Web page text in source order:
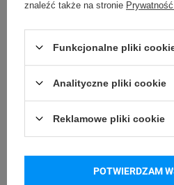
43-
e-
e-
znaleźć także na stronie
Funkcjonalne pliki
Analityczne pliki cookie
Reklamowe pliki cookie
POTWIERDZAM